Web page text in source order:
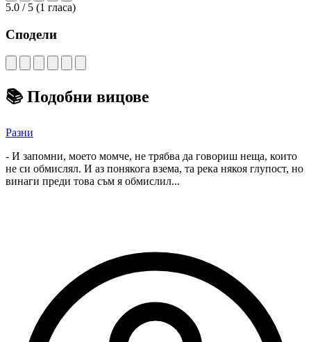
5.0 / 5 (1 гласа)
Сподели
📚 Подобни вицове
Разни
- И запомни, моето момче, не трябва да говориш неща, които
не си обмислял. И аз понякога взема, та река някоя глупост, но
винаги преди това съм я обмислил...